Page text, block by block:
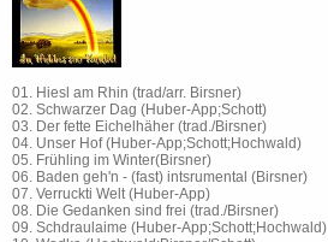
01. Hiesl am Rhin (trad/arr. Birsner)
02. Schwarzer Dag (Huber-App;Schott)
03. Der fette Eichelhäher (trad./Birsner)
04. Unser Hof (Huber-App;Schott;Hochwald)
05. Frühling im Winter(Birsner)
06. Baden geh'n - (fast) intsrumental (Birsner)
07. Verruckti Welt (Huber-App)
08. Die Gedanken sind frei (trad./Birsner)
09. Schdraulaime (Huber-App;Schott;Hochwald)